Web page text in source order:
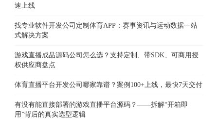
速上线
找专业软件开发公司定制体育APP：赛事资讯与运动数据一站
式解决方案
游戏直播成品源码公司怎么选？支持定制、带SDK、可商用授
权供应商盘点
体育直播平台开发公司哪家靠谱？案例100+上线，最快7天交付
有没有能直接部署的游戏直播平台源码？——拆解“开箱即
用”背后的真实选型逻辑